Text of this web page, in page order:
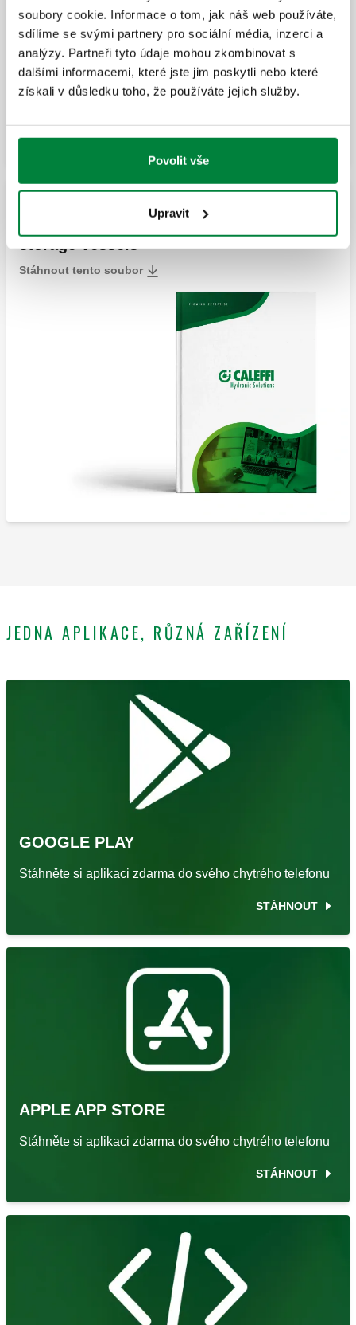
soubory cookie. Informace o tom, jak náš web používáte,
sdílíme se svými partnery pro sociální média, inzerci a
analýzy. Partneři tyto údaje mohou zkombinovat s
dalšími informacemi, které jste jim poskytli nebo které
získali v důsledku toho, že používáte jejich služby.
Povolit vše
Upravit
SIZING OF HYDRAULIC AND DOMESTIC
WATER SYSTEMS: Expansion and
storage vessels
Stáhnout tento soubor
JEDNA APLIKACE, RŮZNÁ ZAŘÍZENÍ
GOOGLE PLAY
Stáhněte si aplikaci zdarma do svého chytrého telefonu
STÁHNOUT
APPLE APP STORE
Stáhněte si aplikaci zdarma do svého chytrého telefonu
STÁHNOUT